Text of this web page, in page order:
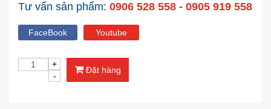
Tư vấn sản phẩm: 0906 528 558 - 0905 919 558
FaceBook Youtube
Đặt hàng